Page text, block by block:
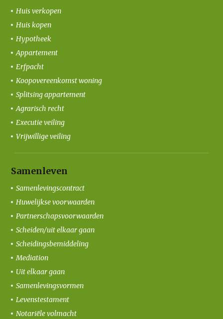
Huis verkopen
Huis kopen
Hypotheek
Appartement
Erfpacht
Koopovereenkomst woning
Splitsing appartement
Agrarisch recht
Executie veiling
Vrijwillige veiling
Samenleven
Samenlevingscontract
Huwelijkse voorwaarden
Partnerschapsvoorwaarden
Scheiden/uit elkaar gaan
Scheidingsbemiddeling
Mediation
Uit elkaar gaan
Samenlevingsvormen
Levenstestament
Notariële volmacht